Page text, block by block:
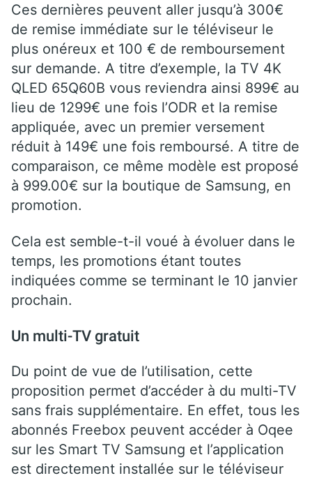
Ces dernières peuvent aller jusqu’à 300€
de remise immédiate sur le téléviseur le
plus onéreux et 100 € de remboursement
sur demande. A titre d’exemple, la TV 4K
QLED 65Q60B vous reviendra ainsi 899€ au
lieu de 1299€ une fois l’ODR et la remise
appliquée, avec un premier versement
réduit à 149€ une fois remboursé. A titre de
comparaison, ce même modèle est proposé
à 999.00€ sur la boutique de Samsung, en
promotion.
Cela est semble-t-il voué à évoluer dans le
temps, les promotions étant toutes
indiquées comme se terminant le 10 janvier
prochain.
Un multi-TV gratuit
Du point de vue de l’utilisation, cette
proposition permet d’accéder à du multi-TV
sans frais supplémentaire. En effet, tous les
abonnés Freebox peuvent accéder à Oqee
sur les Smart TV Samsung et l’application
est directement installée sur le téléviseur